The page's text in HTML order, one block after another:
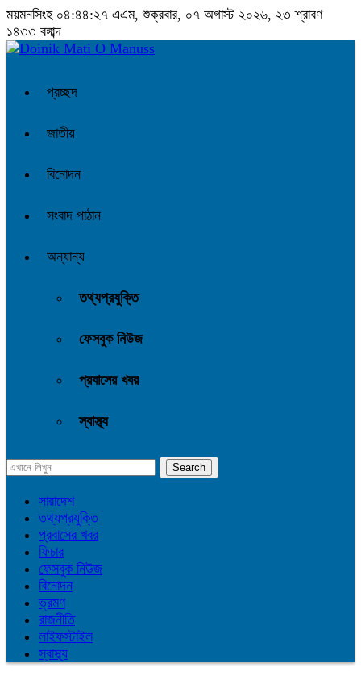
ময়মনসিংহ ০৪:৪৪:২৮ এএম, শুক্রবার, ০৭ অগাস্ট ২০২৬, ২৩ শ্রাবণ
১৪৩৩ বঙ্গাব্দ
প্রচ্ছদ
জাতীয়
বিনোদন
সংবাদ পাঠান
অন্যান্য
তথ্যপ্রযুক্তি
ফেসবুক নিউজ
প্রবাসের খবর
স্বাস্থ্য
সারাদেশ
তথ্যপ্রযুক্তি
প্রবাসের খবর
ফিচার
ফেসবুক নিউজ
বিনোদন
ভ্রমণ
রাজনীতি
লাইফস্টাইল
স্বাস্থ্য